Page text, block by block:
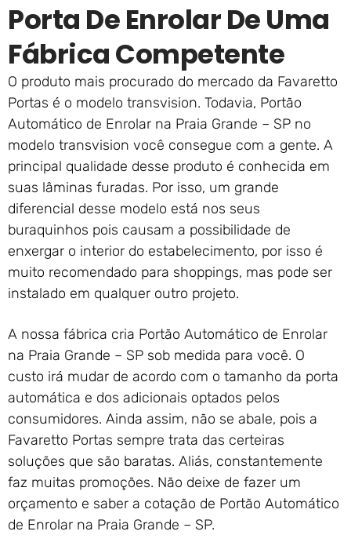
Porta De Enrolar De Uma
Fábrica Competente
O produto mais procurado do mercado da Favaretto
Portas é o modelo transvision. Todavia, Portão
Automático de Enrolar na Praia Grande – SP no
modelo transvision você consegue com a gente. A
principal qualidade desse produto é conhecida em
suas lâminas furadas. Por isso, um grande
diferencial desse modelo está nos seus
buraquinhos pois causam a possibilidade de
enxergar o interior do estabelecimento, por isso é
muito recomendado para shoppings, mas pode ser
instalado em qualquer outro projeto.
A nossa fábrica cria Portão Automático de Enrolar
na Praia Grande – SP sob medida para você. O
custo irá mudar de acordo com o tamanho da porta
automática e dos adicionais optados pelos
consumidores. Ainda assim, não se abale, pois a
Favaretto Portas sempre trata das certeiras
soluções que são baratas. Aliás, constantemente
faz muitas promoções. Não deixe de fazer um
orçamento e saber a cotação de Portão Automático
de Enrolar na Praia Grande – SP.